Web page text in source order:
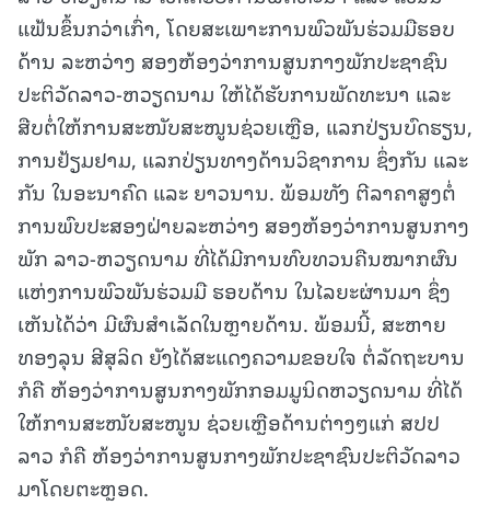
ແຟ້ນຂຶ້ນກວ່າເກົ່າ, ໂດຍສະເພາະການພົວພັນຮ່ວມມືຮອບ
ດ້ານ ລະຫວ່າງ ສອງຫ້ອງວ່າການສູນກາງພັກປະຊາຊົນ
ປະຕິວັດລາວ-ຫວຽດນາມ ໃຫ້ໄດ້ຮັບການພັດທະນາ ແລະ
ສືບຕໍ່ໃຫ້ການສະໜັບສະໜູນຊ່ວຍເຫຼືອ, ແລກປ່ຽນບົດຮຽນ,
ການຢ້ຽມຢາມ, ແລກປ່ຽນທາງດ້ານວິຊາການ ຊຶ່ງກັນ ແລະ
ກັນ ໃນອະນາຄົດ ແລະ ຍາວນານ. ພ້ອມທັງ ຕີລາຄາສູງຕໍ່
ການພົບປະສອງຝ່າຍລະຫວ່າງ ສອງຫ້ອງວ່າການສູນກາງ
ພັກ ລາວ-ຫວຽດນາມ ທີ່ໄດ້ມີການທົບທວນຄືນໝາກຜົນ
ແຫ່ງການພົວພັນຮ່ວມມື ຮອບດ້ານ ໃນໄລຍະຜ່ານມາ ຊຶ່ງ
ເຫັນໄດ້ວ່າ ມີຜົນສຳເລັດໃນຫຼາຍດ້ານ. ພ້ອມນີ້, ສະຫາຍ
ທອງລຸນ ສີສຸລິດ ຍັງໄດ້ສະແດງຄວາມຂອບໃຈ ຕໍ່ລັດຖະບານ
ກໍຄື ຫ້ອງວ່າການສູນກາງພັກກອມມູນິດຫວຽດນາມ ທີ່ໄດ້
ໃຫ້ການສະໜັບສະໜູນ ຊ່ວຍເຫຼືອດ້ານຕ່າງໆແກ່ ສປປ
ລາວ ກໍຄື ຫ້ອງວ່າການສູນກາງພັກປະຊາຊົນປະຕິວັດລາວ
ມາໂດຍຕະຫຼອດ.